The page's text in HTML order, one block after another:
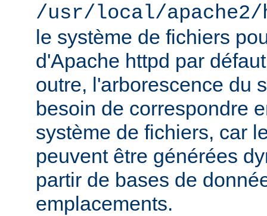
/usr/local/
le système de fichiers
d'Apache httpd par
outre, l'arborescence du
besoin de correspondre
système de fichiers, car
peuvent être générées
partir de bases de
emplacements.